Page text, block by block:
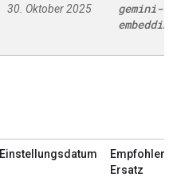
30. Oktober 2025
gemini-
Einstellungsdatum
Empfohlener
Ersatz